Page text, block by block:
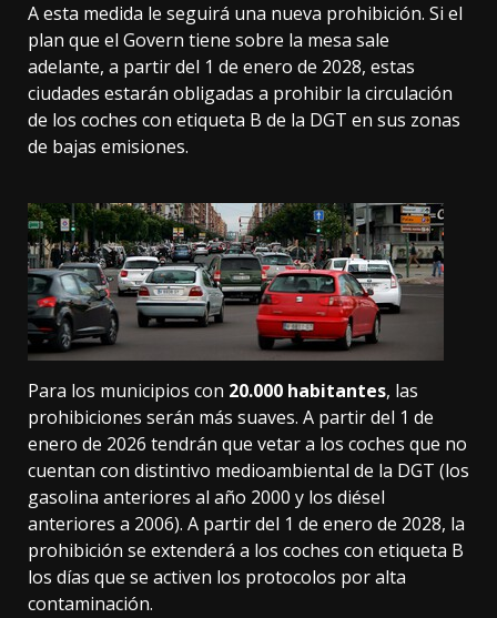
A esta medida le seguirá una nueva prohibición. Si el
plan que el Govern tiene sobre la mesa sale
adelante, a partir del 1 de enero de 2028, estas
ciudades estarán obligadas a prohibir la circulación
de los coches con etiqueta B de la DGT en sus zonas
de bajas emisiones.
Para los municipios con 20.000 habitantes, las
prohibiciones serán más suaves. A partir del 1 de
enero de 2026 tendrán que vetar a los coches que no
cuentan con distintivo medioambiental de la DGT (los
gasolina anteriores al año 2000 y los diésel
anteriores a 2006). A partir del 1 de enero de 2028, la
prohibición se extenderá a los coches con etiqueta B
los días que se activen los protocolos por alta
contaminación.